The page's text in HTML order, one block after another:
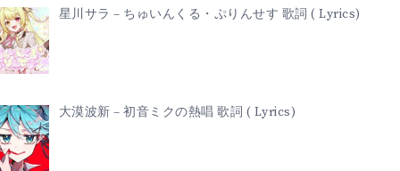
星川サラ – ちゅいんくる・ぷりんせす 歌詞 ( Lyrics)
大漠波新 – 初音ミクの熱唱 歌詞 ( Lyrics)